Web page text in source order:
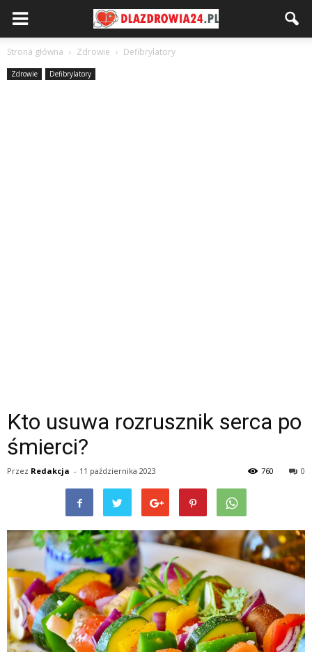
Strona główna Zdrowie Defibrylatory
Zdrowie Defibrylatory
Kto usuwa rozrusznik serca po
śmierci?
Przez Redakcja - 11 października 2023 0
760